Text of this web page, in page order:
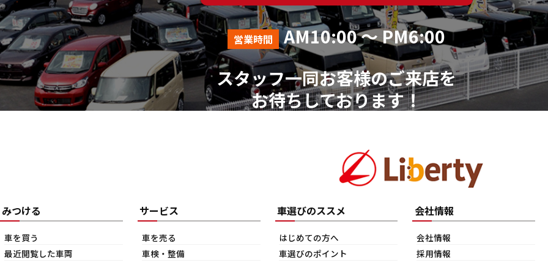
営業時間
AM10:00 ～ PM6:00
スタッフ一同お客様のご来店を
お待ちしております！
みつける
車を買う
最近閲覧した車両
サービス
車を売る
車検・整備
車選びのススメ
はじめての方へ
車選びのポイント
会社情報
会社情報
採用情報